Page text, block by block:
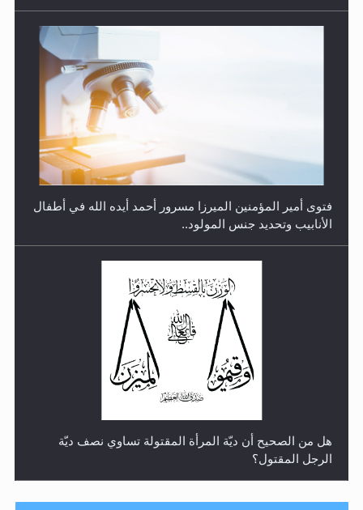
فتوى أمير المؤمنين الميرزا مسرور أحمد أيده الله في أطفال
الأنابيب وتحديد جنس المولود..
هل من الصحيح أن ديّة المرأة المقتولة تساوي نصف ديّة
الرجل المقتول؟